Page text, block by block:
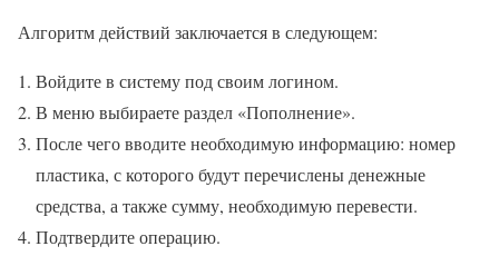
Алгоритм действий заключается в следующем:
Войдите в систему под своим логином.
В меню выбираете раздел «Пополнение».
После чего вводите необходимую информацию: номер
пластика, с которого будут перечислены денежные
средства, а также сумму, необходимую перевести.
Подтвердите операцию.